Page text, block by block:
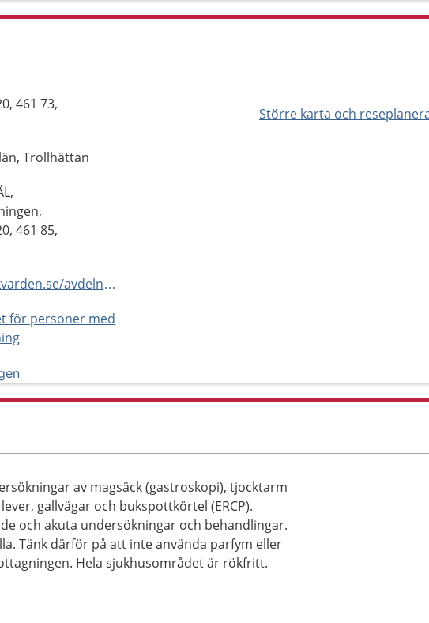
Större karta och
461 73,
Trollhättan
461 85,
http://www.nusjukvarden.se/avdelningar-och-mottagningar/endoskopimottagning-nal/
för personer med
av magsäck (gastroskopi), tjocktarm
gallvägar och bukspottkörtel (ERCP).
och akuta undersökningar och behandlingar.
Tänk därför på att inte använda parfym eller
Hela sjukhusområdet är rökfritt.